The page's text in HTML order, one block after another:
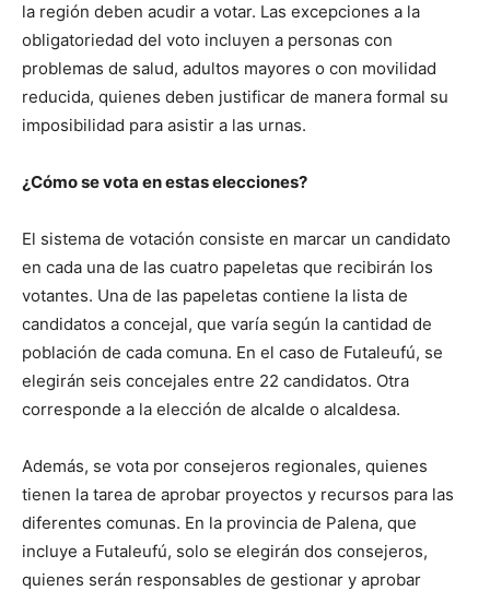
la región deben acudir a votar. Las excepciones a la
obligatoriedad del voto incluyen a personas con
problemas de salud, adultos mayores o con movilidad
reducida, quienes deben justificar de manera formal su
imposibilidad para asistir a las urnas.
¿Cómo se vota en estas elecciones?
El sistema de votación consiste en marcar un candidato
en cada una de las cuatro papeletas que recibirán los
votantes. Una de las papeletas contiene la lista de
candidatos a concejal, que varía según la cantidad de
población de cada comuna. En el caso de Futaleufú, se
elegirán seis concejales entre 22 candidatos. Otra
corresponde a la elección de alcalde o alcaldesa.
Además, se vota por consejeros regionales, quienes
tienen la tarea de aprobar proyectos y recursos para las
diferentes comunas. En la provincia de Palena, que
incluye a Futaleufú, solo se elegirán dos consejeros,
quienes serán responsables de gestionar y aprobar